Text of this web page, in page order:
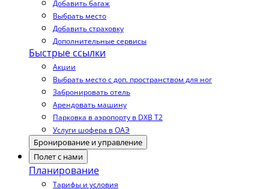
Добавить багаж
Выбрать место
Добавить страховку
Дополнительные сервисы
Быстрые ссылки
Акции
Выбрать место с доп. пространством для ног
Забронировать отель
Арендовать машину
Парковка в аэропорту в DXB T2
Услуги шофера в ОАЭ
Бронирование и управление
Полет с нами
Планирование
Тарифы и условия